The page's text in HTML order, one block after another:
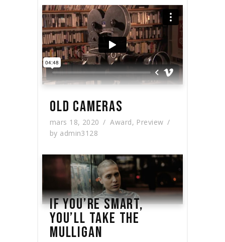
OLD CAMERAS
mars 18, 2020 Award, Preview
by admin3128
IF YOU’RE SMART,
YOU’LL TAKE THE
MULLIGAN